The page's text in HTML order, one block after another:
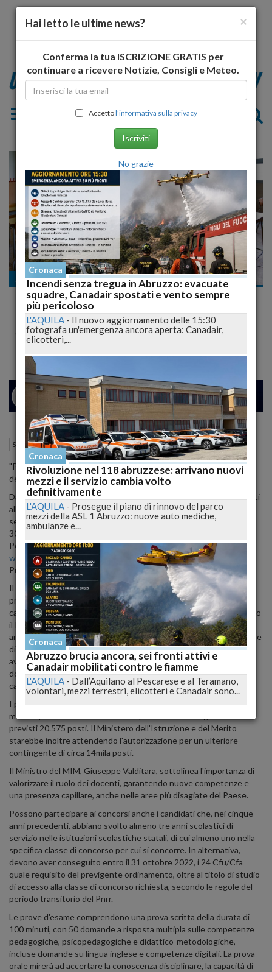
Toggle navigation
Scuola e Università
Concorso Docenti: Online i Bandi per
l'Assunzione di 30mila Insegnanti
Scadenza Domande il 9 Gennaio 2024
MILANO 24 26
Scuola e Università Roma (RM) 11 Dicembre 2023 16:17
"Prove Scritte e Orali: Ecco Come Partecipare e le Nuove Regole
del Periodo Transitorio"
Dal 11 dicembre sono aperti i bandi per i concorsi docenti destinati
all'infanzia, alla scuola primaria e alla scuola secondaria di primo e
secondo grado, con l'obiettivo di assumere complessivamente
30mila insegnanti. I documenti ufficiali sono disponibili sul sito del
Portale Unico del reclutamento (InPA), accessibile all'indirizzo
www.inpa.gov.it, e tramite l'applicazione "Piattaforma Concorsi e
Procedure selettive" su
www.miur.gov.it.
Il periodo di presentazione delle domande è già iniziato e si
protrarrà fino alle 23:59 del 9 gennaio 2024. La procedura di
candidatura avverrà esclusivamente in forma telematica attraverso
il Portale Unico del reclutamento. Chi desidera partecipare dovrà
anche versare un contributo obbligatorio di 10 euro per ogni classe
di concorso o tipologia di posto richiesta. Il pagamento deve
avvenire attraverso il sistema Pago In Rete prima di inviare la
domanda, e la ricevuta di pagamento deve essere allegata alla
candidatura.
I posti disponibili sono 9.641 per l'infanzia e la scuola primaria,
mentre per la scuola secondaria di primo e secondo grado sono
previsti 20.575 posti. Il Ministero dell'Istruzione e del Merito
starebbe inoltre attendendo l'autorizzazione per un ulteriore
contingente di circa 14mila posti.
Il Ministro del MIM, Giuseppe Valditara, sottolinea l'importanza di
valorizzare il ruolo dei docenti, garantendo nuove competenze e
una presenza capillare, anche nelle aree più disagiate del Paese.
Possono partecipare ai concorsi anche i candidati che, nei cinque
anni precedenti, abbiano svolto almeno tre anni scolastici di
servizio nelle istituzioni scolastiche statali, di cui almeno uno nella
specifica classe di concorso per cui si concorre. In alternativa,
devono aver conseguito entro il 31 ottobre 2022, i 24 Cfu/Cfa
quale requisito del previgente ordinamento, oltre al titolo di studio
di accesso alla classe di concorso richiesta, secondo le regole del
periodo transitorio del Pnrr.
Le prove d'esame comprendono una prova scritta della durata di
100 minuti, con 50 domande a risposta multipla sulle competenze
pedagogiche, psicopedagogiche e didattico-metodologiche,
incluse domande su lingua inglese e competenze digitali. La prova
orale mirerà ad accertare la conoscenza disciplinare, la capacità di
×
Hai letto le ultime news?
Conferma la tua ISCRIZIONE GRATIS per
continuare a ricevere Notizie, Consigli e Meteo.
Accettol'informativa sulla privacy
Iscriviti
No grazie
Cronaca
Incendi senza tregua in Abruzzo: evacuate
squadre, Canadair spostati e vento sempre
più pericoloso
L'AQUILA - Il nuovo aggiornamento delle 15:30
fotografa un'emergenza ancora aperta: Canadair,
elicotteri,...
Cronaca
Rivoluzione nel 118 abruzzese: arrivano nuovi
mezzi e il servizio cambia volto
definitivamente
L'AQUILA - Prosegue il piano di rinnovo del parco
mezzi della ASL 1 Abruzzo: nuove auto mediche,
ambulanze e...
Cronaca
Abruzzo brucia ancora, sei fronti attivi e
Canadair mobilitati contro le fiamme
L'AQUILA - Dall’Aquilano al Pescarese e al Teramano,
volontari, mezzi terrestri, elicotteri e Canadair sono...